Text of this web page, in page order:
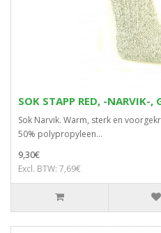
SOK STAPP RED, -NARVIK-,
Sok Narvik. Warm, sterk en
50% polypropyleen...
9,30€
Excl. BTW: 7,69€